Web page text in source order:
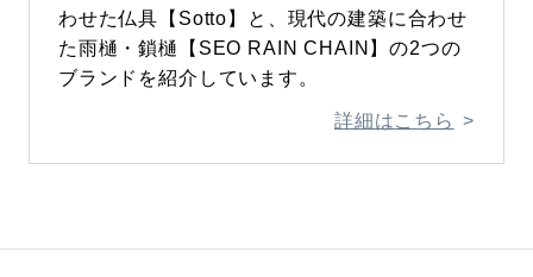
わせた仏具【Sotto】と、現代の建築に合わせ
た雨樋・鎖樋【SEO RAIN CHAIN】の2つの
ブランドを紹介しています。
詳細はこちら